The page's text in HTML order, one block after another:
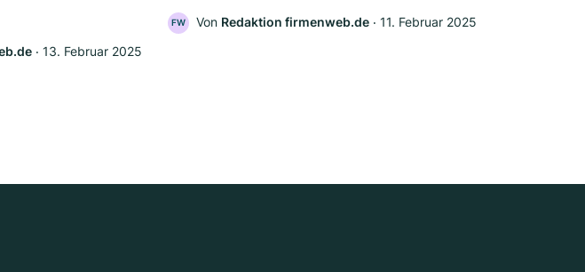
‧ 13. Februar 2025
FW Von Redaktion firmenweb.de ‧ 11. Februar 2025